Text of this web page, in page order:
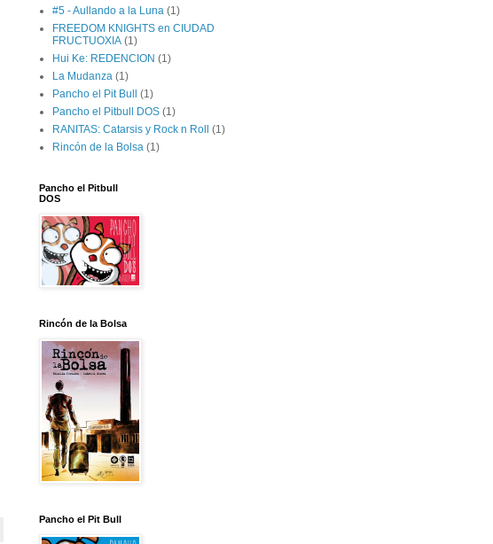
#5 - Aullando a la Luna (1)
FREEDOM KNIGHTS en CIUDAD
FRUCTUOXIA (1)
Hui Ke: REDENCION (1)
La Mudanza (1)
Pancho el Pit Bull
(1)
Pancho el Pitbull DOS (1)
RANITAS: Catarsis y Rock n Roll
(1)
Rincón de la Bolsa (1)
Pancho el Pitbull
DOS
Rincón de la Bolsa
Pancho el Pit Bull